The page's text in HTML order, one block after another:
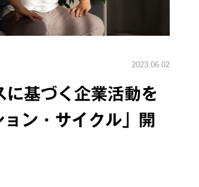
2023.06.02
基づく企業活動を
ン・サイクル」開